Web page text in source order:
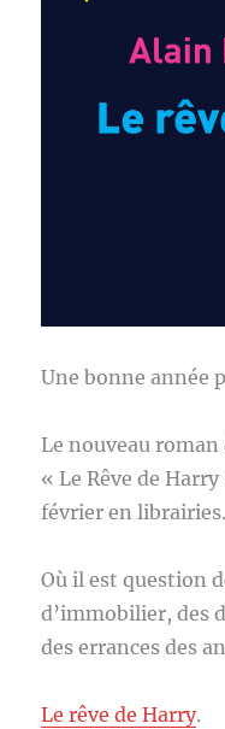
Une bonne année
Le nouveau
« Le Rêve de
février en librairies.
Où il est question
d’immobilier, des
des errances des
Le rêve de Harry.